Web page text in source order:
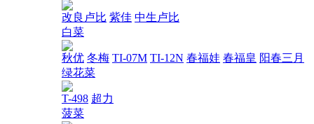
改良卢比 紫佳 中生卢比
白菜
秋优 冬梅 TI-07M TI-12N 春福娃 春福皇 阳春三月
绿花菜
T-498 超力
菠菜